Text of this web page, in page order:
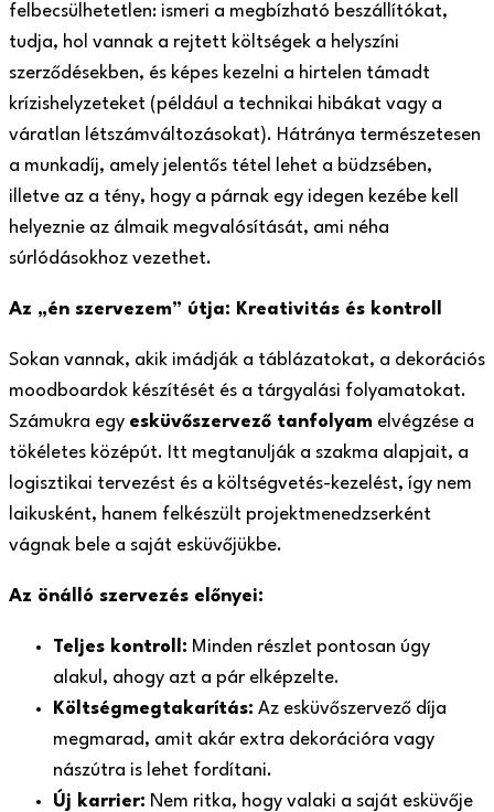
felbecsülhetetlen: ismeri a megbízható beszállítókat,
tudja, hol vannak a rejtett költségek a helyszíni
szerződésekben, és képes kezelni a hirtelen támadt
krízishelyzeteket (például a technikai hibákat vagy a
váratlan létszámváltozásokat). Hátránya természetesen
a munkadíj, amely jelentős tétel lehet a büdzsében,
illetve az a tény, hogy a párnak egy idegen kezébe kell
helyeznie az álmaik megvalósítását, ami néha
súrlódásokhoz vezethet.
Az „én szervezem” útja: Kreativitás és kontroll
Sokan vannak, akik imádják a táblázatokat, a dekorációs
moodboardok készítését és a tárgyalási folyamatokat.
Számukra egy esküvőszervező tanfolyam elvégzése a
tökéletes középút. Itt megtanulják a szakma alapjait, a
logisztikai tervezést és a költségvetés-kezelést, így nem
laikusként, hanem felkészült projektmenedzserként
vágnak bele a saját esküvőjükbe.
Az önálló szervezés előnyei:
Teljes kontroll: Minden részlet pontosan úgy
alakul, ahogy azt a pár elképzelte.
Költségmegtakarítás: Az esküvőszervező díja
megmarad, amit akár extra dekorációra vagy
nászútra is lehet fordítani.
Új karrier: Nem ritka, hogy valaki a saját esküvője